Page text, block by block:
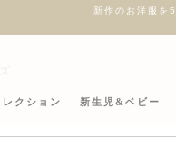
新作のお洋服を
クション 新生児&ベビー